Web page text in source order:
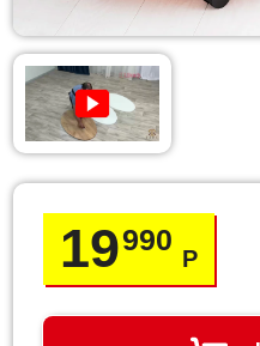
19990
Р